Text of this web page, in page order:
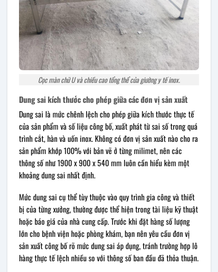
Cọc màn chữ U và chiều cao tổng thể của giường y tế inox.
Dung sai kích thước cho phép giữa các đơn vị sản xuất
Dung sai là mức chênh lệch cho phép giữa kích thước thực tế
của sản phẩm và số liệu công bố, xuất phát từ sai số trong quá
trình cắt, hàn và uốn inox. Không có đơn vị sản xuất nào cho ra
sản phẩm khớp 100% với bản vẽ ở từng milimet, nên các
thông số như 1900 x 900 x 540 mm luôn cần hiểu kèm một
khoảng dung sai nhất định.
Mức dung sai cụ thể tùy thuộc vào quy trình gia công và thiết
bị của từng xưởng, thường được thể hiện trong tài liệu kỹ thuật
hoặc báo giá của nhà cung cấp. Trước khi đặt hàng số lượng
lớn cho bệnh viện hoặc phòng khám, bạn nên yêu cầu đơn vị
sản xuất công bố rõ mức dung sai áp dụng, tránh trường hợp lô
hàng thực tế lệch nhiều so với thông số ban đầu đã thỏa thuận.